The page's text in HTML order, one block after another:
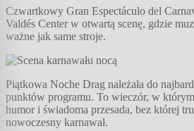
Czwartkowy Gran Espectáculo del
Valdés Center w otwartą scenę, gdzie
ważne jak same stroje.
Piątkowa Noche Drag należała do
punktów programu. To wieczór, w
humor i świadoma przesada, bez której
nowoczesny karnawał.